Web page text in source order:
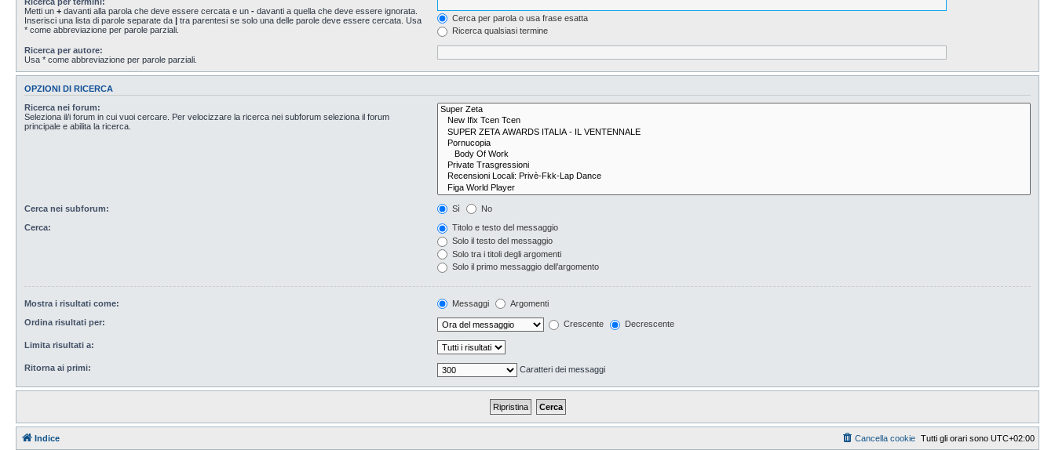
Metti un + davanti alla parola che deve essere cercata e un - davanti a quella che deve essere ignorata.
Inserisci una lista di parole separate da | tra parentesi se solo una delle parole deve essere cercata. Usa
* come abbreviazione per parole parziali.
Cerca per parola o usa frase esatta
Ricerca qualsiasi termine
Ricerca per autore:
Usa * come abbreviazione per parole parziali.
OPZIONI DI RICERCA
Ricerca nei forum:
Seleziona il/i forum in cui vuoi cercare. Per velocizzare la ricerca nei subforum seleziona il forum
principale e abilita la ricerca.
Cerca nei subforum: Sì No
Cerca:
Titolo e testo del messaggio
Solo il testo del messaggio
Solo tra i titoli degli argomenti
Solo il primo messaggio dell’argomento
Mostra i risultati come: Messaggi Argomenti
Ordina risultati per: Crescente Decrescente
Limita risultati a:
Ritorna ai primi: Caratteri dei messaggi
Indice Tutti gli orari sono UTC+02:00
Cancella cookie